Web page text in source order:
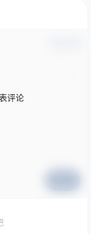
评论